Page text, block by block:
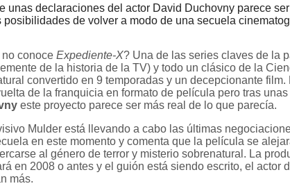
unas declaraciones del actor David Duchovny parece
posibilidades de volver a modo de una secuela
conoce Expediente-X? Una de las series claves de la
de la historia de la TV) y todo un clásico de la
convertido en 9 temporadas y un decepcionante film.
de la franquicia en formato de película pero tras
este proyecto parece ser más real de lo que parecía.
Mulder está llevando a cabo las últimas
en este momento y comenta que la película se
al género de terror y misterio sobrenatural. La
en 2008 o antes y el guión está siendo escrito, el actor
más.